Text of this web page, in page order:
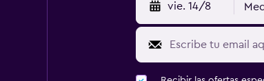
vie. 14/8